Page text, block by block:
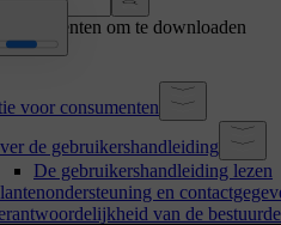
documenten om te downloaden
voor consumenten
de gebruikershandleiding
De gebruikershandleiding lezen
en
van de